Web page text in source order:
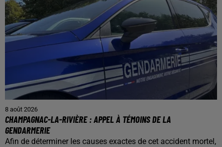
8 août 2026
CHAMPAGNAC-LA-RIVIÈRE : APPEL À TÉMOINS DE LA
GENDARMERIE
Afin de déterminer les causes exactes de cet accident mortel,